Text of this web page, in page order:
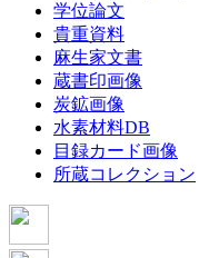
学位論文
貴重資料
麻生家文書
蔵書印画像
炭鉱画像
水素材料DB
目録カード画像
所蔵コレクション